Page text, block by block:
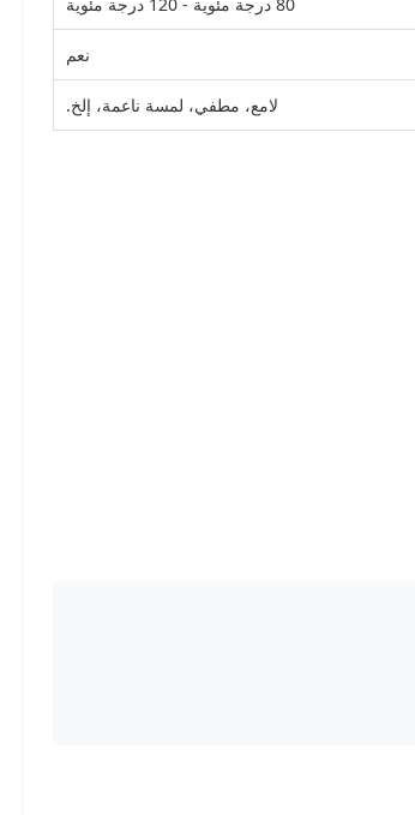
نعم
لامع، مطفي، لمسة ناعمة، إلخ.